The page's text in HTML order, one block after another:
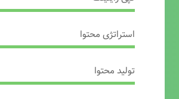
استراتژی محتوا
تولید محتوا